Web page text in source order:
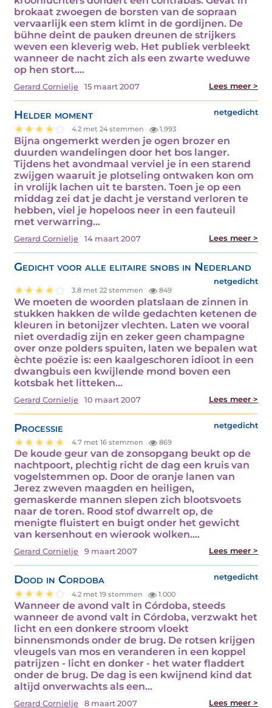
brokaat zwoegen de borsten van de sopraan
vervaarlijk een stem klimt in de gordijnen. De
bühne deint de pauken dreunen de strijkers
weven een kleverig web. Het publiek verbleekt
wanneer de nacht zich als een zwarte weduwe
op hen stort.…
Gerard Cornielje 15 maart 2007 Lees meer >
Helder moment netgedicht
4.2 met 24 stemmen 1.993
Bijna ongemerkt werden je ogen brozer en
duurden wandelingen door het bos langer.
Tijdens het avondmaal verviel je in een starend
zwijgen waaruit je plotseling ontwaken kon om
in vrolijk lachen uit te barsten. Toen je op een
middag zei dat je dacht je verstand verloren te
hebben, viel je hopeloos neer in een fauteuil
met verwarring…
Gerard Cornielje 14 maart 2007 Lees meer >
Gedicht voor alle elitaire snobs in Nederland
netgedicht
3.8 met 22 stemmen 849
We moeten de woorden platslaan de zinnen in
stukken hakken de wilde gedachten ketenen de
kleuren in betonijzer vlechten. Laten we vooral
niet overdadig zijn en zeker geen champagne
over onze polders spuiten, laten we bepalen wat
èchte poëzie is: een kaalgeschoren idioot in een
dwangbuis een kwijlende mond boven een
kotsbak het litteken…
Gerard Cornielje 10 maart 2007 Lees meer >
Processie netgedicht
4.7 met 16 stemmen 869
De koude geur van de zonsopgang beukt op de
nachtpoort, plechtig richt de dag een kruis van
vogelstemmen op. Door de oranje lanen van
Jerez zweven maagden en heiligen,
gemaskerde mannen slepen zich blootsvoets
naar de toren. Rood stof dwarrelt op, de
menigte fluistert en buigt onder het gewicht
van kersenhout en wierook wolken.…
Gerard Cornielje 9 maart 2007 Lees meer >
Dood in Cordoba netgedicht
4.2 met 19 stemmen 1.000
Wanneer de avond valt in Córdoba, steeds
wanneer de avond valt in Córdoba, verzwakt het
licht en een donkere stroom vloekt
binnensmonds onder de brug. De rotsen krijgen
vleugels van mos en veranderen in een koppel
patrijzen - licht en donker - het water fladdert
onder de brug. De dag is een kwijnend kind dat
altijd onverwachts als een…
Gerard Cornielje 8 maart 2007 Lees meer >